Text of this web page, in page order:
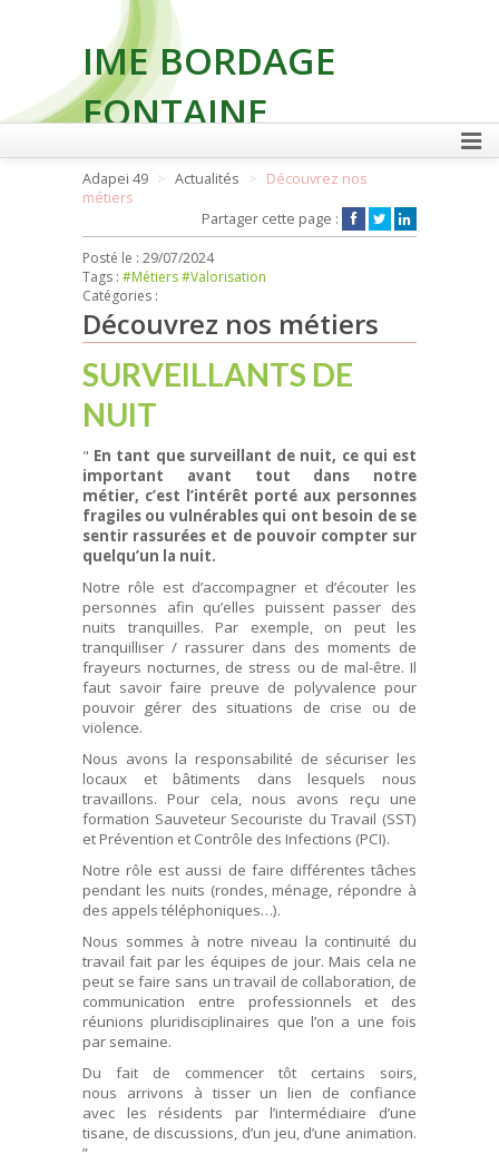
IME BORDAGE
FONTAINE
FAIRE UN DON
Adapei 49 Actualités
Découvrez nos
métiers
Partager cette page :
Posté le : 29/07/2024
Tags : #Métiers#Valorisation
Catégories :
Découvrez nos métiers
SURVEILLANTS DE
NUIT
" En tant que surveillant de nuit, ce qui est
important avant tout dans notre
métier, c’est l’intérêt porté aux personnes
fragiles ou vulnérables qui ont besoin de se
sentir rassurées et de pouvoir compter sur
quelqu’un la nuit.
Notre rôle est d’accompagner et d’écouter les
personnes afin qu’elles puissent passer des
nuits tranquilles. Par exemple, on peut les
tranquilliser / rassurer dans des moments de
frayeurs nocturnes, de stress ou de mal-être. Il
faut savoir faire preuve de polyvalence pour
pouvoir gérer des situations de crise ou de
violence.
Nous avons la responsabilité de sécuriser les
locaux et bâtiments dans lesquels nous
travaillons. Pour cela, nous avons reçu une
formation Sauveteur Secouriste du Travail (SST)
et Prévention et Contrôle des Infections (PCI).
Notre rôle est aussi de faire différentes tâches
pendant les nuits (rondes, ménage, répondre à
des appels téléphoniques…).
Nous sommes à notre niveau la continuité du
travail fait par les équipes de jour. Mais cela ne
peut se faire sans un travail de collaboration, de
communication entre professionnels et des
réunions pluridisciplinaires que l’on a une fois
par semaine.
Du fait de commencer tôt certains soirs,
nous arrivons à tisser un lien de confiance
avec les résidents par l’intermédiaire d’une
tisane, de discussions, d’un jeu, d’une animation.
”